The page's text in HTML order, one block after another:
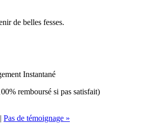
de belles fesses.
Instantané
remboursé si pas satisfait)
2019.